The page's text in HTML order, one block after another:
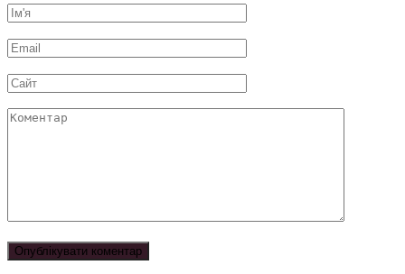
Ім'я
*
Email
*
Сайт
Коментар